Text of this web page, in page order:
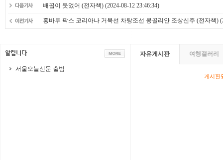
배꼽이 웃었어 (전자책) (2024-08-12 23:46:34)
홍바투 팍스 코리아나 거북선 차탕조선 몽골리안 조상신주 (전자책)
서울오늘신문 출범
자유게시판 여행갤러리
게시판